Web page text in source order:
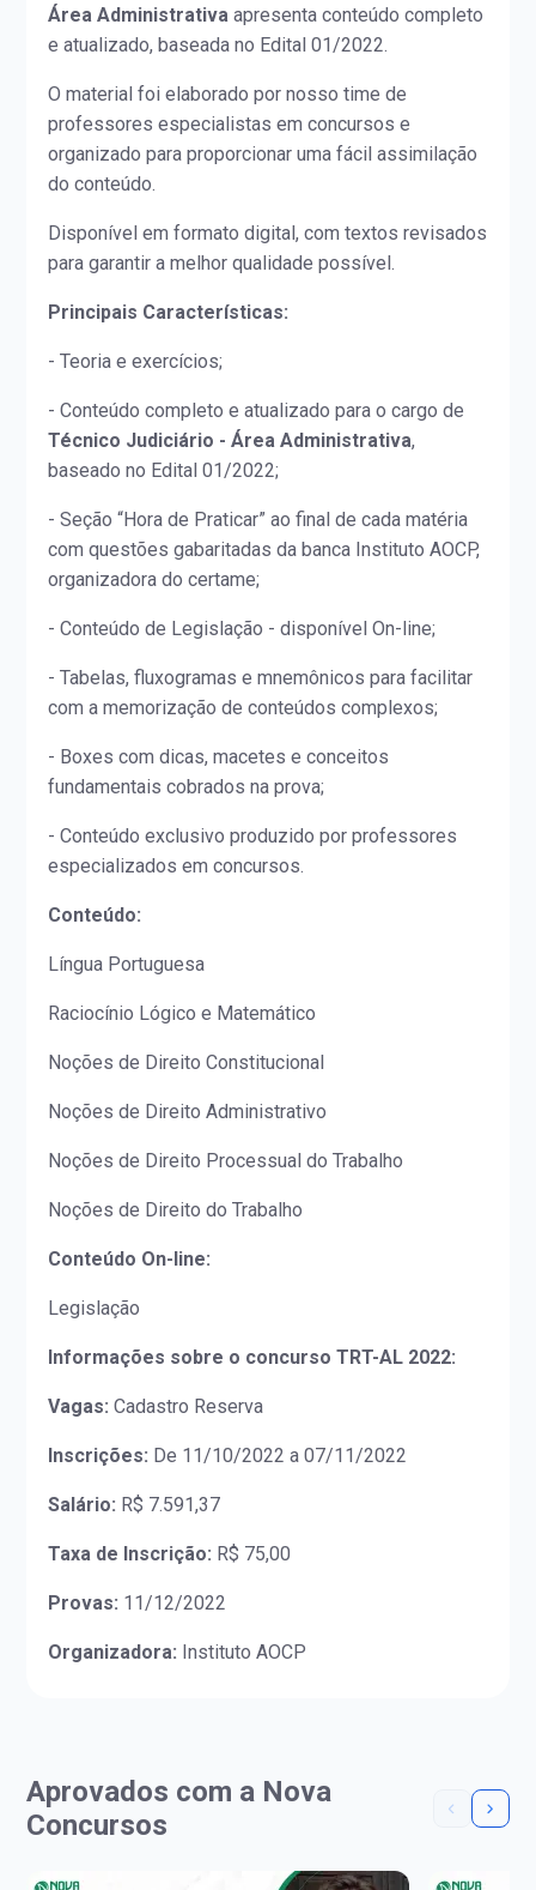
Área Administrativa apresenta conteúdo completo
e atualizado, baseada no Edital 01/2022.
O material foi elaborado por nosso time de
professores especialistas em concursos e
organizado para proporcionar uma fácil assimilação
do conteúdo.
Disponível em formato digital, com textos revisados
para garantir a melhor qualidade possível.
Principais Características:
- Teoria e exercícios;
- Conteúdo completo e atualizado para o cargo de
Técnico Judiciário - Área Administrativa,
baseado no Edital 01/2022;
- Seção “Hora de Praticar” ao final de cada matéria
com questões gabaritadas da banca Instituto AOCP,
organizadora do certame;
- Conteúdo de Legislação - disponível On-line;
- Tabelas, fluxogramas e mnemônicos para facilitar
com a memorização de conteúdos complexos;
- Boxes com dicas, macetes e conceitos
fundamentais cobrados na prova;
- Conteúdo exclusivo produzido por professores
especializados em concursos.
Conteúdo:
Língua Portuguesa
Raciocínio Lógico e Matemático
Noções de Direito Constitucional
Noções de Direito Administrativo
Noções de Direito Processual do Trabalho
Noções de Direito do Trabalho
Conteúdo On-line:
Legislação
Informações sobre o concurso TRT-AL 2022:
Vagas: Cadastro Reserva
Inscrições: De 11/10/2022 a 07/11/2022
Salário: R$ 7.591,37
Taxa de Inscrição: R$ 75,00
Provas: 11/12/2022
Organizadora: Instituto AOCP
Aprovados com a Nova
Concursos